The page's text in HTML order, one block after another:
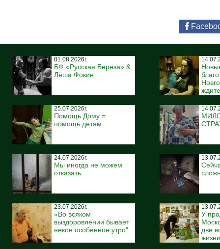
01.08.2026г.
БФ «Русская Берёза» &
Лёша Фокин
25.07.2026г.
Помощь Дому =
помощь детям.
24.07.2026г.
Мы иногда не можем
отказать.
23.07.2026г.
«Во всяком
выздоровлении бывает
некое особенное утро"
У
две
жизни